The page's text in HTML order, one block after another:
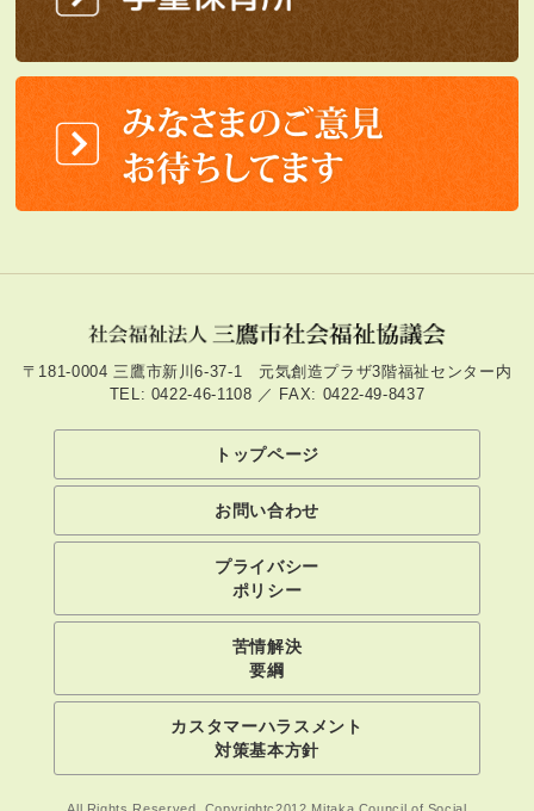
〒181-0004 三鷹市新川6-37-1 元気創造プラザ3階福祉センター内
TEL: 0422-46-1108 ／ FAX: 0422-49-8437
トップページ
お問い合わせ
プライバシー
ポリシー
苦情解決
要綱
カスタマーハラスメント
対策基本方針